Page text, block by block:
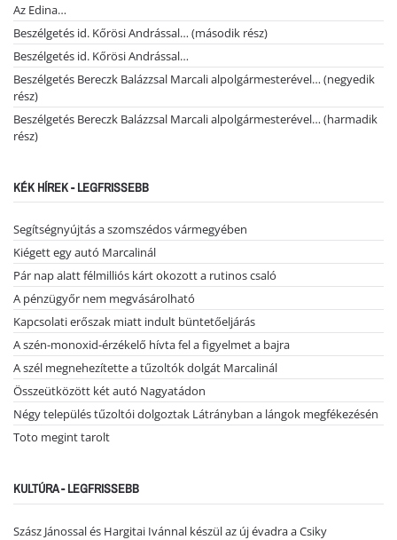
Az Edina…
Beszélgetés id. Kőrösi Andrással… (második rész)
Beszélgetés id. Kőrösi Andrással…
Beszélgetés Bereczk Balázzsal Marcali alpolgármesterével… (negyedik
rész)
Beszélgetés Bereczk Balázzsal Marcali alpolgármesterével… (harmadik
rész)
KÉK HÍREK - LEGFRISSEBB
Segítségnyújtás a szomszédos vármegyében
Kiégett egy autó Marcalinál
Pár nap alatt félmilliós kárt okozott a rutinos csaló
A pénzügyőr nem megvásárolható
Kapcsolati erőszak miatt indult büntetőeljárás
A szén-monoxid-érzékelő hívta fel a figyelmet a bajra
A szél megnehezítette a tűzoltók dolgát Marcalinál
Összeütközött két autó Nagyatádon
Négy település tűzoltói dolgoztak Látrányban a lángok megfékezésén
Toto megint tarolt
KULTÚRA - LEGFRISSEBB
Szász Jánossal és Hargitai Ivánnal készül az új évadra a Csiky